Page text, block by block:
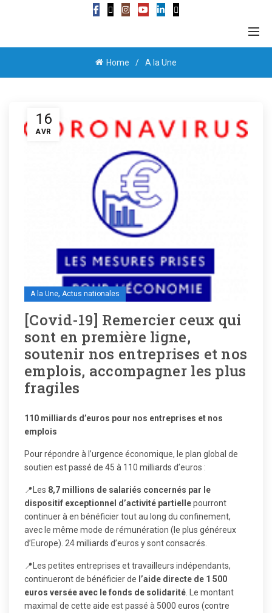
Home A la Une
16
AVR
A la Une, Actus nationales
[Covid-19] Remercier ceux qui
sont en première ligne,
soutenir nos entreprises et nos
emplois, accompagner les plus
fragiles
110 milliards d’euros pour nos entreprises et nos
emplois
Pour répondre à l’urgence économique, le plan global de
soutien est passé de 45 à 110 milliards d’euros :
📍Les 8,7 millions de salariés concernés par le
dispositif exceptionnel d’activité partiellepourront
continuer à en bénéficier tout au long du confinement,
avec le même mode de rémunération (le plus généreux
d’Europe). 24 milliards d’euros y sont consacrés.
📍Les petites entreprises et travailleurs indépendants,
continueront de bénéficier de l’aide directe de 1 500
euros versée avec le fonds de solidarité . Le montant
maximal de cette aide est passé à 5000 euros (contre